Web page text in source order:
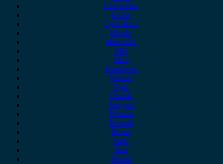
Leapmotor
Lexus
Lynk & co
Mazda
Mercedes
MG
Mini
Mitsubishi
Nissan
Opel
Omoda
Peugeot
Porsche
Renault
Rover
Saab
Seat
Skoda